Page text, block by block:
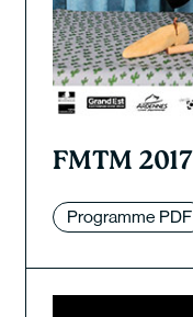
FMTM 2017
Programme PDF